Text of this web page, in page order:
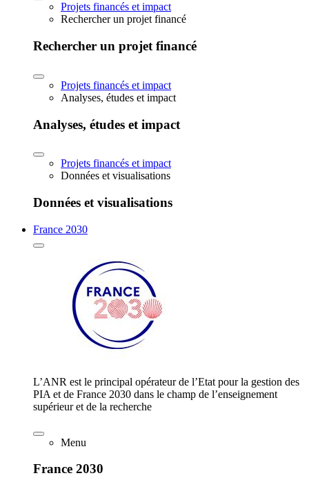
Projets financés et impact
Rechercher un projet financé
Rechercher un projet financé
Projets financés et impact
Analyses, études et impact
Analyses, études et impact
Projets financés et impact
Données et visualisations
Données et visualisations
France 2030
L’ANR est le principal opérateur de l’Etat pour la gestion des
PIA et de France 2030 dans le champ de l’enseignement
supérieur et de la recherche
Menu
France 2030